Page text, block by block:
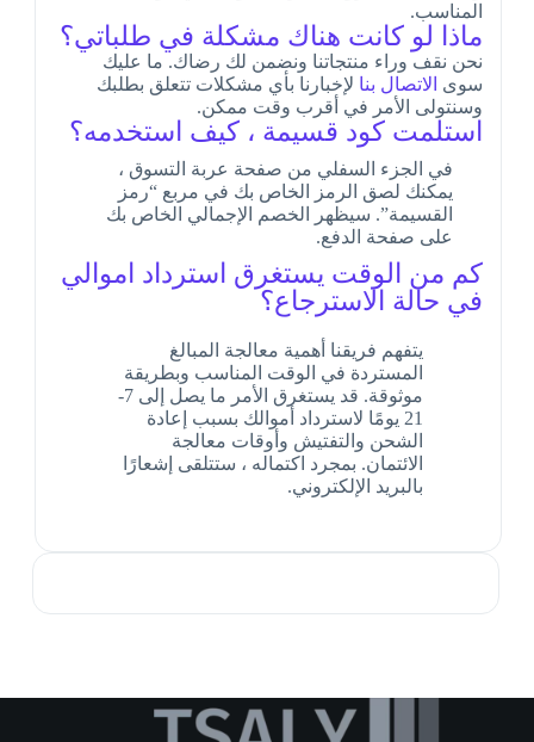
المناسب.
ماذا لو كانت هناك مشكلة في طلباتي؟
نحن نقف وراء منتجاتنا ونضمن لك رضاك. ما عليك
سوى الاتصال بنا لإخبارنا بأي مشكلات تتعلق بطلبك
وسنتولى الأمر في أقرب وقت ممكن.
استلمت كود قسيمة ، كيف استخدمه؟
في الجزء السفلي من صفحة عربة التسوق ،
يمكنك لصق الرمز الخاص بك في مربع “رمز
القسيمة”. سيظهر الخصم الإجمالي الخاص بك
على صفحة الدفع.
كم من الوقت يستغرق استرداد اموالي
في حالة الاسترجاع؟
يتفهم فريقنا أهمية معالجة المبالغ
المستردة في الوقت المناسب وبطريقة
موثوقة. قد يستغرق الأمر ما يصل إلى 7-
21 يومًا لاسترداد أموالك بسبب إعادة
الشحن والتفتيش وأوقات معالجة
الائتمان. بمجرد اكتماله ، ستتلقى إشعارًا
بالبريد الإلكتروني.